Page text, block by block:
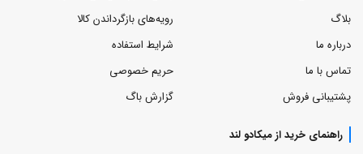
بلاگ
درباره ما
تماس با ما
پشتیبانی فروش
رویه‌های بازگرداندن کالا
شرایط استفاده
حریم خصوصی
گزارش باگ
راهنمای خرید از میکادو لند